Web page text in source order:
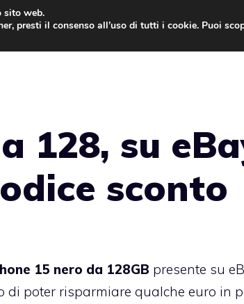
128, su
sconto
15 nero da 128GB presente su
di poter risparmiare qualche euro in
sito web.
presti il consenso all’uso di tutti i cookie. Puoi